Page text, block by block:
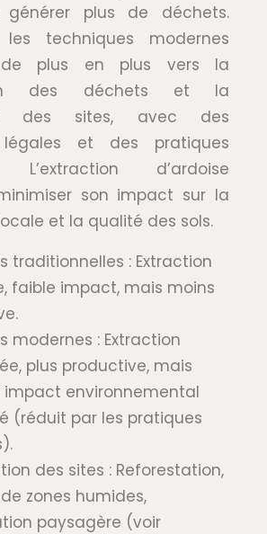
plus de déchets.
les techniques modernes
de plus en plus vers la
des déchets et la
des sites, avec des
légales et des pratiques
L’extraction d’ardoise
son impact sur la
et la qualité des sols.
traditionnelles : Extraction
faible impact, mais moins
modernes : Extraction
plus productive, mais
impact environnemental
(réduit par les pratiques
des sites : Reforestation,
zones humides,
paysagère (voir